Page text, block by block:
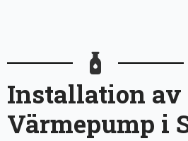
Installation av
Värmepump i